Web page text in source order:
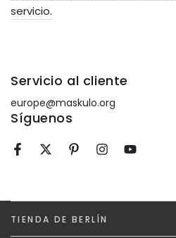
servicio.
Servicio al cliente
europe@maskulo.org
Síguenos
FacebookTwitterPinterestInstagramYouTube
TIENDA DE BERLÍN